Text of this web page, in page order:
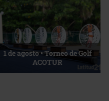
La esencia del servicio